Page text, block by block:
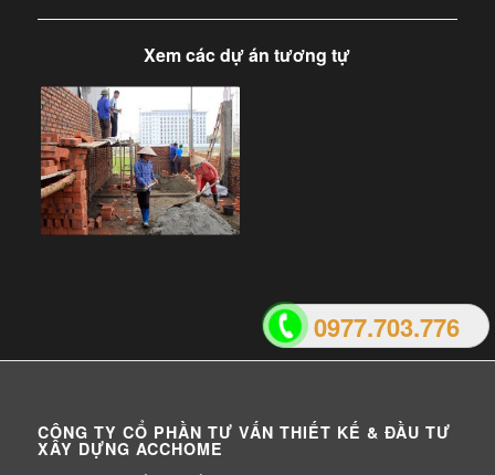
0977.703.776
Xem các dự án tương tự
CÔNG TY CỔ PHẦN TƯ VẤN THIẾT KẾ & ĐẦU TƯ
XÂY DỰNG ACCHOME